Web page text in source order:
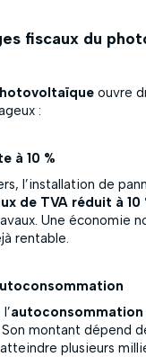
fiscaux du
ouvre
:
à 10 %
l’installation de
de TVA réduit à 10
Une économie
rentable.
autoconsommation
montant dépend
plusieurs